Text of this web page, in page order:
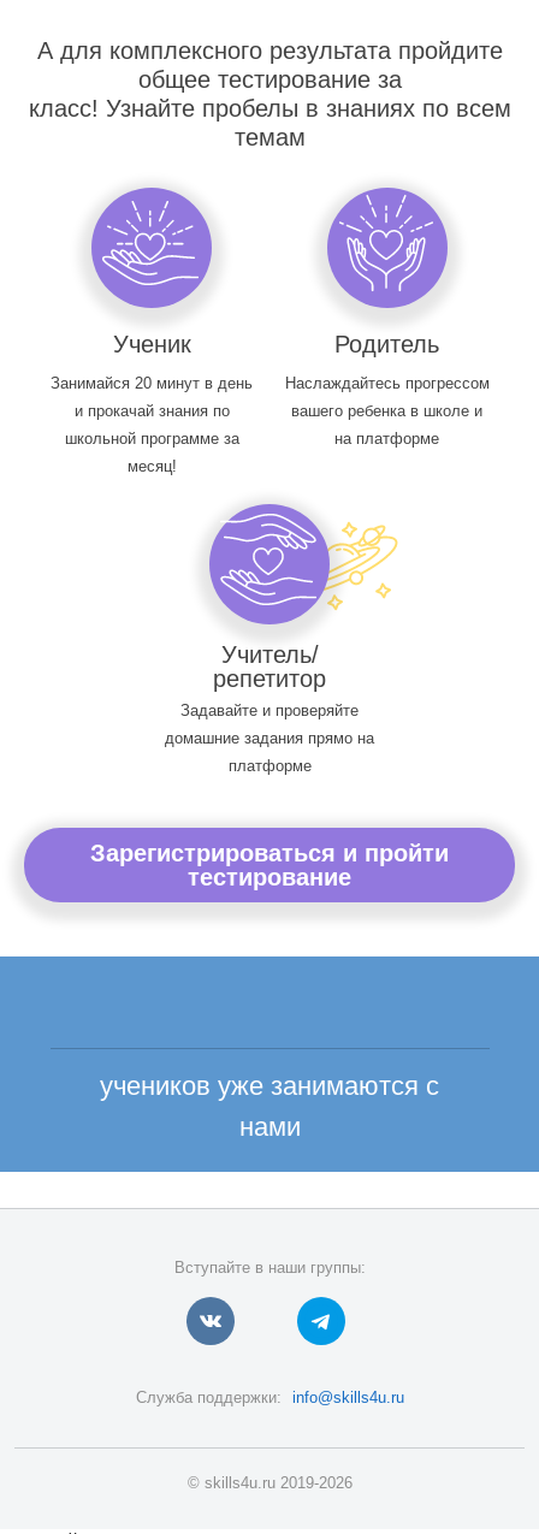
А для комплексного результата пройдите
общее тестирование за
класс! Узнайте пробелы в знаниях по всем
темам
Ученик
Занимайся 20 минут в день
и прокачай знания по
школьной программе за
месяц!
Родитель
Наслаждайтесь прогрессом
вашего ребенка в школе и
на платформе
Учитель/
репетитор
Задавайте и проверяйте
домашние задания прямо на
платформе
Зарегистрироваться и пройти
тестирование
учеников уже занимаются с
нами
Вступайте в наши группы:
Служба поддержки: info@skills4u.ru
© skills4u.ru 2019-2026